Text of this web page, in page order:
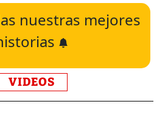
nuestras mejores
VIDEOS